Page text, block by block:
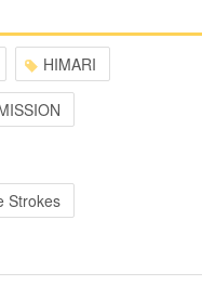
HIMARI
Strokes